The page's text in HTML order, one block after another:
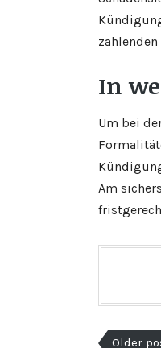
In
Um bei
Am
Older